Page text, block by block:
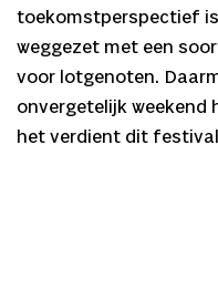
toekomstperspectief
weggezet met een
voor lotgenoten.
onvergetelijk weekend
het verdient dit festival